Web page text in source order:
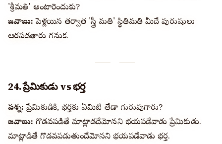
'శ్రీమతి' అంటారెందుకు?
జవాబు: పెళ్లయిన తర్వాత 'స్త్రీ మతి' స్థితిమతి మీదే పురుషులు
ఆధారపడతారు గనుక.
24. ప్రేమికుడు vs భర్త
ప్రశ్న: ప్రేమికుడికి, భర్తకు ఏమిటి తేడా గురువుగారు?
జవాబు: గొడవపడితే మాట్లాడదేమోనని భయపడేవాడు ప్రేమికుడు.
మాట్లాడితే గొడవపడుతుందేమోనని భయపడేవాడు భర్త.